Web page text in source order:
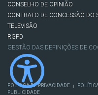
CONSELHO DE OPINIÃO
CONTRATO DE CONCESSÃO DO
TELEVISÃO
RGPD
GESTÃO DAS DEFINIÇÕES DE
POLÍTICA DE PRIVACIDADE |
PUBLICIDADE